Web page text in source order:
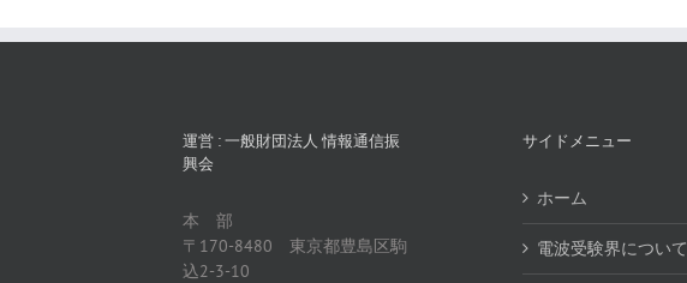
運営 : 一般財団法人 情報通信振
興会
本 部
〒170-8480 東京都豊島区駒
込2-3-10
サイドメニュー
ホーム
電波受験界について